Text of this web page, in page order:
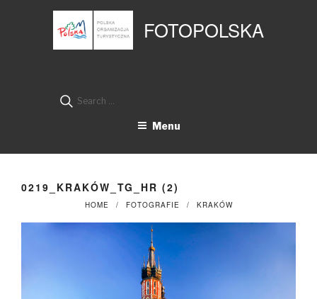
FOTOPOLSKA
Search
Menu
0219_KRAKÓW_TG_HR (2)
HOME FOTOGRAFIE KRAKÓW
Panel zarządzania plikami cookies